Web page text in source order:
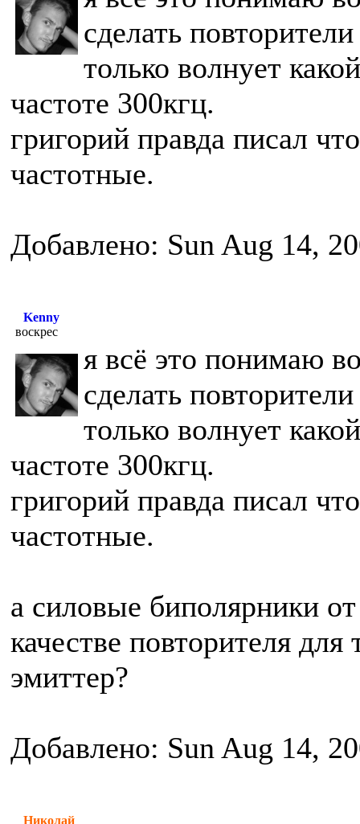
сделать
только волнует
частоте 300кгц.
григорий правда писал
частотные.
Добавлено: Sun Aug 14,
Kenny
воскрес
я всё это понимаю
сделать
только волнует
частоте 300кгц.
григорий правда писал
частотные.
а силовые биполярники
качестве повторителя
эмиттер?
Добавлено: Sun Aug 14,
Николай